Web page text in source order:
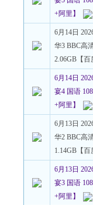
+阿里】
6月14日
华3 BBC高
2.06GB【百
6月14日
宴4 国语
+阿里】
6月13日
华2 BBC高
1.14GB【百
6月13日
宴3 国语
+阿里】